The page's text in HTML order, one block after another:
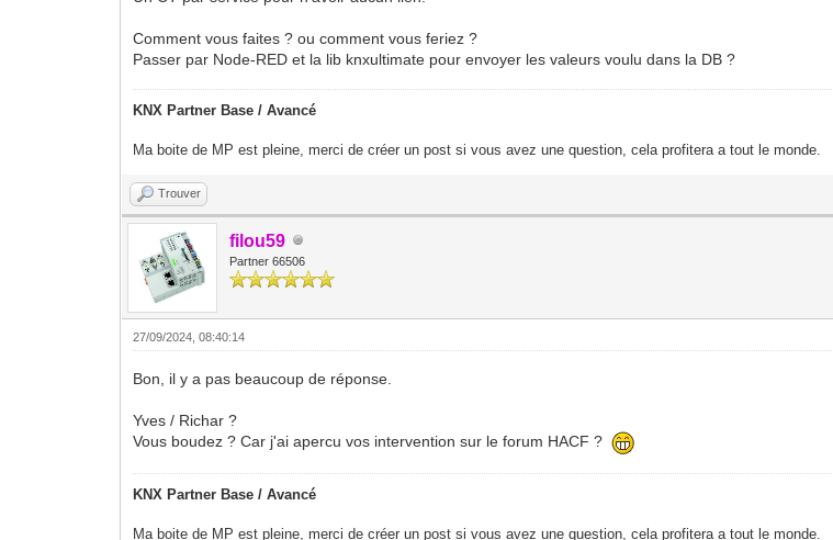
Comment vous faites ? ou comment vous feriez ?
Passer par Node-RED et la lib knxultimate pour envoyer les valeurs voulu dans la DB ?
KNX Partner Base / Avancé
Ma boite de MP est pleine, merci de créer un post si vous avez une question, cela profitera a tout le monde.
Trouver
filou59
Partner 66506
27/09/2024, 08:40:14
Bon, il y a pas beaucoup de réponse.
Yves / Richar ?
Vous boudez ? Car j'ai apercu vos intervention sur le forum HACF ?
KNX Partner Base / Avancé
Ma boite de MP est pleine, merci de créer un post si vous avez une question, cela profitera a tout le monde.